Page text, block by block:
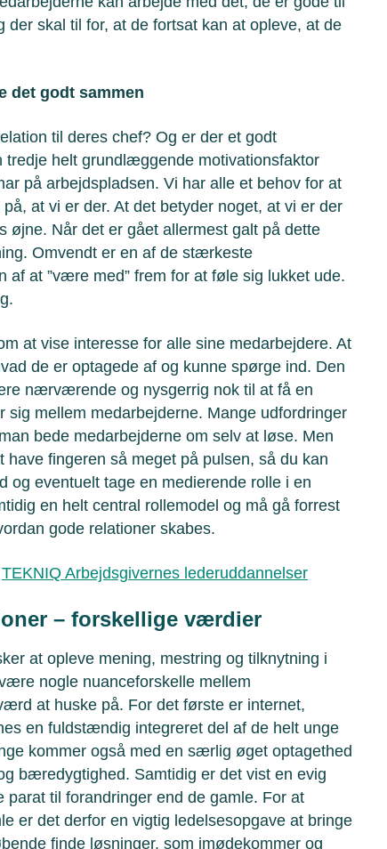
der skal til for, at de fortsat kan at opleve, at de
det godt sammen
til deres chef? Og er der et godt
tredje helt grundlæggende motivationsfaktor
på arbejdspladsen. Vi har alle et behov for at
at vi er der. At det betyder noget, at vi er der
øjne. Når det er gået allermest galt på dette
Omvendt er en af de stærkeste
af at ”være med” frem for at føle sig lukket ude.
at vise interesse for alle sine medarbejdere. At
de er optagede af og kunne spørge ind. Den
nærværende og nysgerrig nok til at få en
sig mellem medarbejderne. Mange udfordringer
bede medarbejderne om selv at løse. Men
have fingeren så meget på pulsen, så du kan
og eventuelt tage en medierende rolle i en
en helt central rollemodel og må gå forrest
gode relationer skabes.
TEKNIQ Arbejdsgivernes lederuddannelser
– forskellige værdier
at opleve mening, mestring og tilknytning i
nogle nuanceforskelle mellem
at huske på. For det første er internet,
en fuldstændig integreret del af de helt unge
kommer også med en særlig øget optagethed
bæredygtighed. Samtidig er det vist en evig
parat til forandringer end de gamle. For at
er det derfor en vigtig ledelsesopgave at bringe
finde løsninger, som imødekommer og